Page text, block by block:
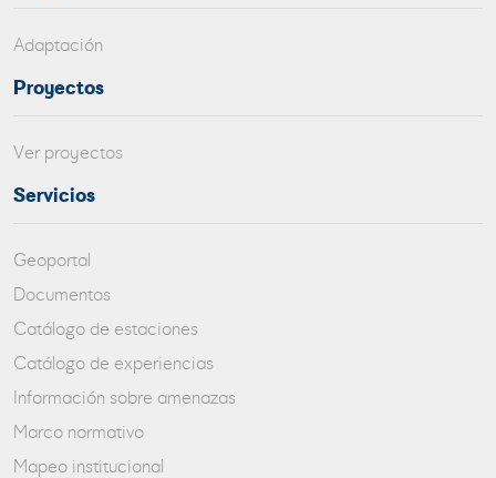
Adaptación
Proyectos
Ver proyectos
Servicios
Geoportal
Documentos
Catálogo de estaciones
Catálogo de experiencias
Información sobre amenazas
Marco normativo
Mapeo institucional